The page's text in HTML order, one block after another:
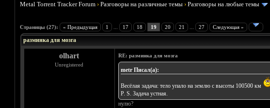
Metal Torrent Tracker Forum ›Разговоры на различные темы ›Разговоры на любые темы
Страницы (27): « Предыдущая 1 17 18 19 20 21 27 Следующая »
Голосов: 5 - Средняя оценка: 5
1
2
3
4
5
разминка для мозга
olhart
Unregistered
RE: разминка для мозга
metr Писал(а):
Весёлая задача: тело упало на землю с высоты 100500 км
P. S. Задача устная.
нулю?